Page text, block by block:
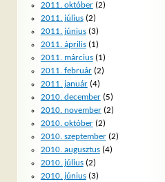
2011. október(2)
2011. július(2)
2011. június(3)
2011. április(1)
2011. március(1)
2011. február(2)
2011. január(4)
2010. december(5)
2010. november(2)
2010. október(2)
2010. szeptember(2)
2010. augusztus(4)
2010. július(2)
2010. június(3)